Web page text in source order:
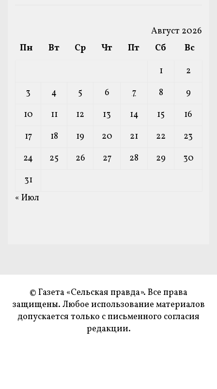
Август 2026
Пн
Вт Ср Чт Пт Сб
Вс
1
2
3
4 5 6 7 8
9
10
11 12 13 14 15
16
17
18 19 20 21 22
23
24
25 26 27 28 29
30
31
« Июл
© Газета «Сельская правда». Все права
защищены. Любое использование материалов
допускается только с письменного согласия
редакции.